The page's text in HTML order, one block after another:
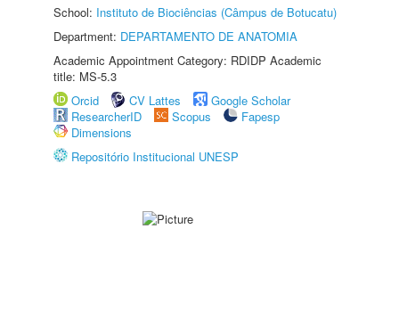
School: Instituto de Biociências (Câmpus de Botucatu)
Department: DEPARTAMENTO DE ANATOMIA
Academic Appointment Category: RDIDP Academic
title: MS-5.3
Orcid
CV Lattes
Google Scholar
ResearcherID
Scopus
Fapesp
Dimensions
Repositório Institucional UNESP